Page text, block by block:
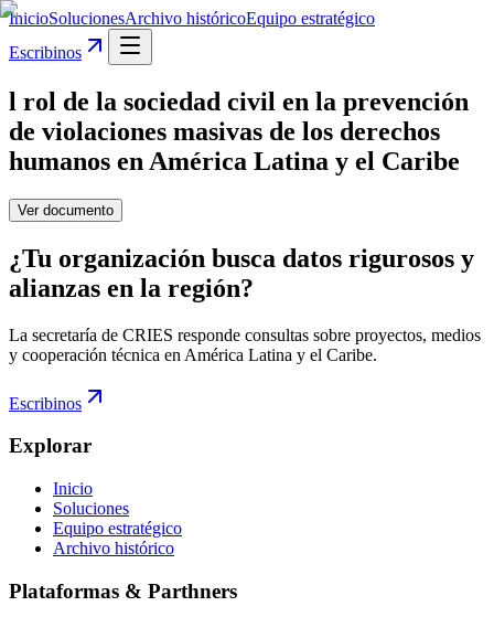
InicioSolucionesArchivo históricoEquipo estratégico
Escribinos
l rol de la sociedad civil en la prevención
de violaciones masivas de los derechos
humanos en América Latina y el Caribe
Ver documento
¿Tu organización busca datos rigurosos y
alianzas en la región?
La secretaría de CRIES responde consultas sobre proyectos, medios
y cooperación técnica en América Latina y el Caribe.
Escribinos
Explorar
Inicio
Soluciones
Equipo estratégico
Archivo histórico
Plataformas & Parthners